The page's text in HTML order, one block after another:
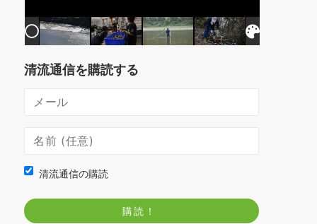
清流通信を購読する
清流通信の購読